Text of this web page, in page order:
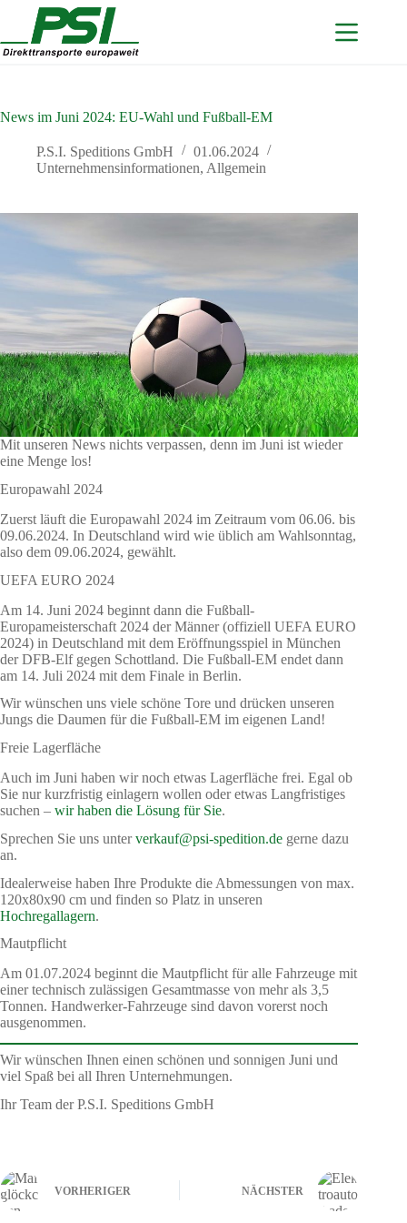
springen
News im Juni 2024: EU-Wahl und Fußball-EM
P.S.I. Speditions GmbH
01.06.2024
Unternehmensinformationen, Allgemein
Mit unseren News nichts verpassen, denn im Juni ist wieder
eine Menge los!
Europawahl 2024
Zuerst läuft die Europawahl 2024 im Zeitraum vom 06.06. bis
09.06.2024. In Deutschland wird wie üblich am Wahlsonntag,
also dem 09.06.2024, gewählt.
UEFA EURO 2024
Am 14. Juni 2024 beginnt dann die Fußball-
Europameisterschaft 2024 der Männer (offiziell UEFA EURO
2024) in Deutschland mit dem Eröffnungsspiel in München
der DFB-Elf gegen Schottland. Die Fußball-EM endet dann
am 14. Juli 2024 mit dem Finale in Berlin.
Wir wünschen uns viele schöne Tore und drücken unseren
Jungs die Daumen für die Fußball-EM im eigenen Land!
Freie Lagerfläche
Auch im Juni haben wir noch etwas Lagerfläche frei. Egal ob
Sie nur kurzfristig einlagern wollen oder etwas Langfristiges
suchen – wir haben die Lösung für Sie.
Sprechen Sie uns unterverkauf@psi-spedition.de gerne dazu
an.
Idealerweise haben Ihre Produkte die Abmessungen von max.
120x80x90 cm und finden so Platz in unseren
Hochregallagern.
Mautpflicht
Am 01.07.2024 beginnt die Mautpflicht für alle Fahrzeuge mit
einer technisch zulässigen Gesamtmasse von mehr als 3,5
Tonnen. Handwerker-Fahrzeuge sind davon vorerst noch
ausgenommen.
Wir wünschen Ihnen einen schönen und sonnigen Juni und
viel Spaß bei all Ihren Unternehmungen.
Ihr Team der P.S.I. Speditions GmbH
VORHERIGER NÄCHSTER